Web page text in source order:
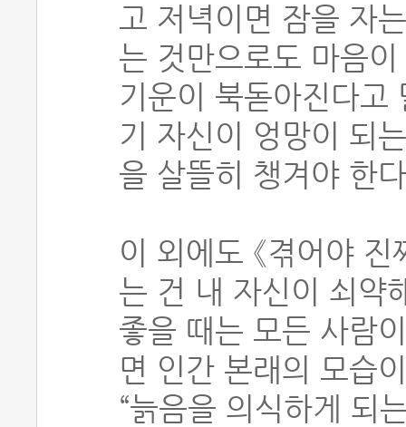
고 저녁이면 잠을 자
는 것만으로도 마음
기운이 북돋아진다고
기 자신이 엉망이 되
을 살뜰히 챙겨야 한
이 외에도 《겪어야
는 건 내 자신이 쇠약
좋을 때는 모든 사람
면 인간 본래의 모습
“늙음을 의식하게 되